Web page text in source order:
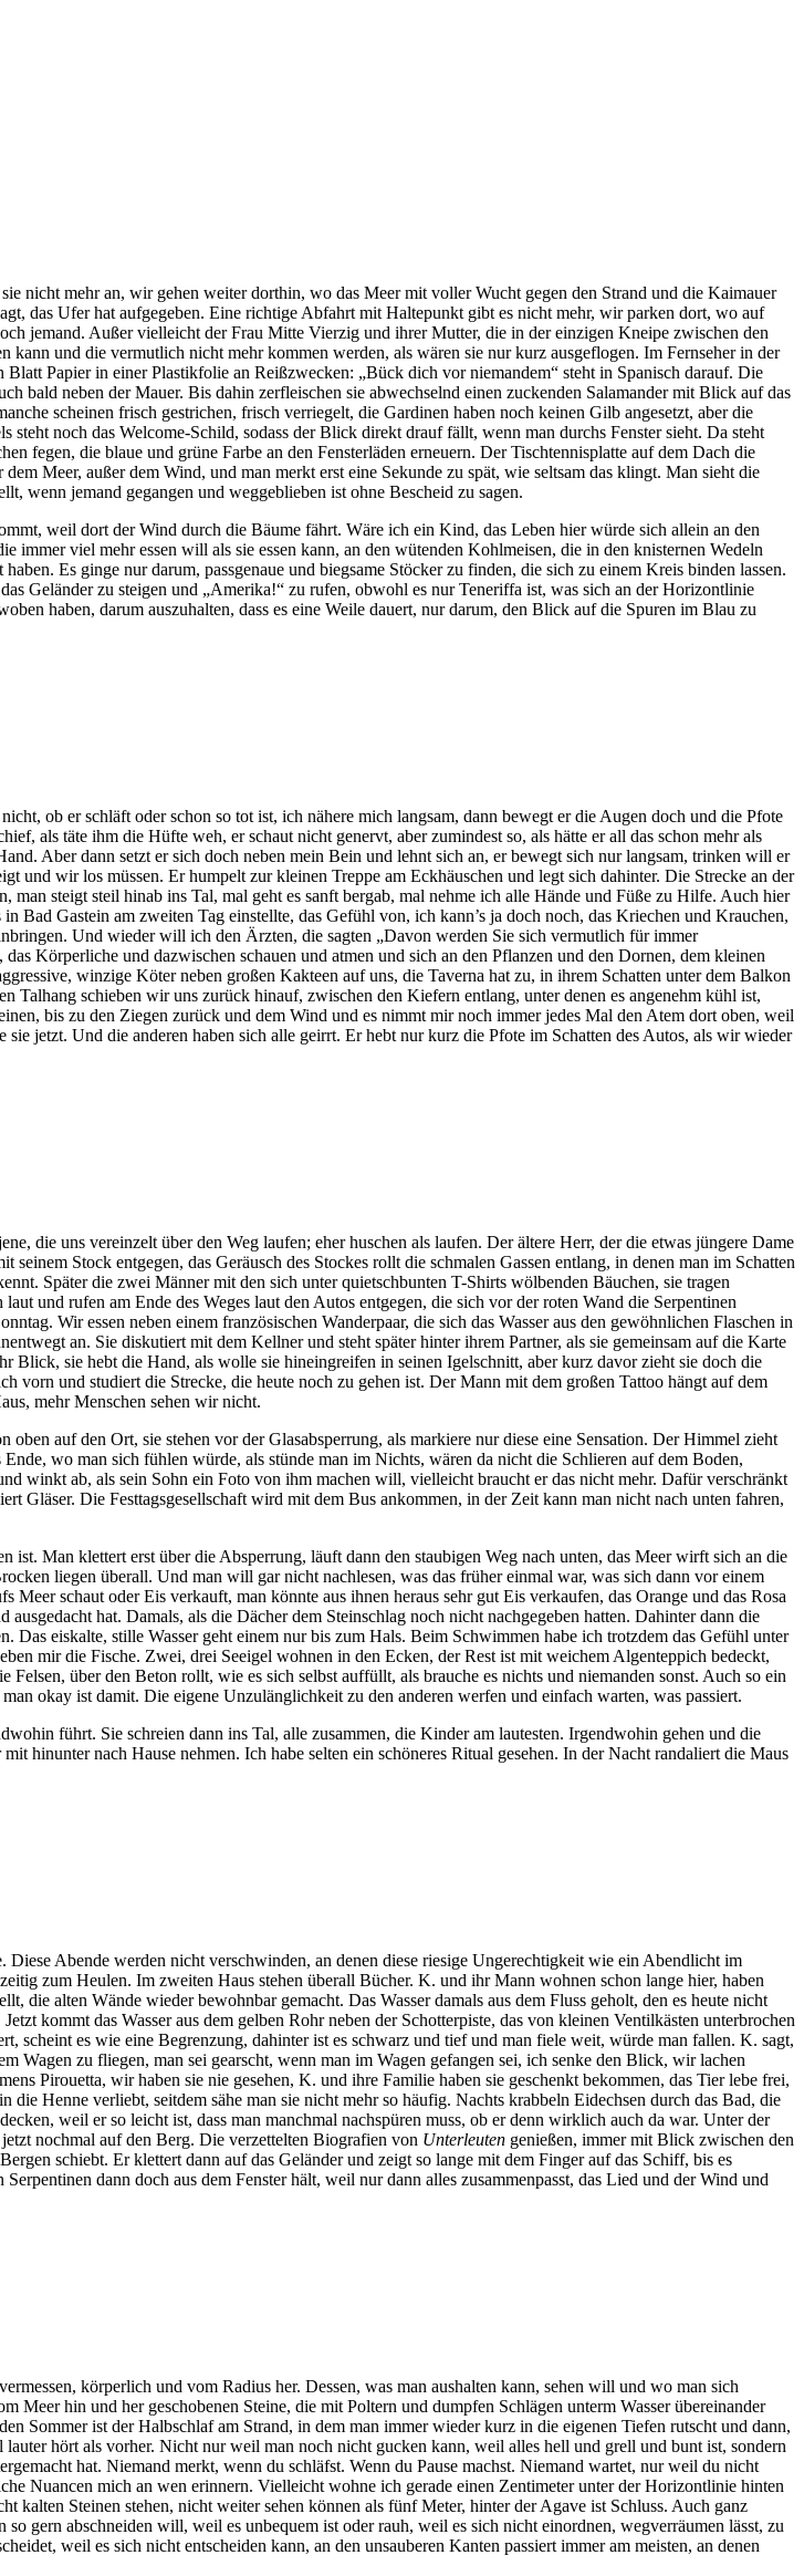
nicht mehr an, wir gehen weiter dorthin, wo das Meer mit voller Wucht gegen den Strand und die Kaimauer
das Ufer hat aufgegeben. Eine richtige Abfahrt mit Haltepunkt gibt es nicht mehr, wir parken dort, wo auf
jemand. Außer vielleicht der Frau Mitte Vierzig und ihrer Mutter, die in der einzigen Kneipe zwischen den
kann und die vermutlich nicht mehr kommen werden, als wären sie nur kurz ausgeflogen. Im Fernseher in der
Papier in einer Plastikfolie an Reißzwecken: „Bück dich vor niemandem“ steht in Spanisch darauf. Die
bald neben der Mauer. Bis dahin zerfleischen sie abwechselnd einen zuckenden Salamander mit Blick auf das
scheinen frisch gestrichen, frisch verriegelt, die Gardinen haben noch keinen Gilb angesetzt, aber die
noch das Welcome-Schild, sodass der Blick direkt drauf fällt, wenn man durchs Fenster sieht. Da steht
fegen, die blaue und grüne Farbe an den Fensterläden erneuern. Der Tischtennisplatte auf dem Dach die
Meer, außer dem Wind, und man merkt erst eine Sekunde zu spät, wie seltsam das klingt. Man sieht die
wenn jemand gegangen und weggeblieben ist ohne Bescheid zu sagen.
weil dort der Wind durch die Bäume fährt. Wäre ich ein Kind, das Leben hier würde sich allein an den
immer viel mehr essen will als sie essen kann, an den wütenden Kohlmeisen, die in den knisternen Wedeln
Es ginge nur darum, passgenaue und biegsame Stöcker zu finden, die sich zu einem Kreis binden lassen.
Geländer zu steigen und „Amerika!“ zu rufen, obwohl es nur Teneriffa ist, was sich an der Horizontlinie
haben, darum auszuhalten, dass es eine Weile dauert, nur darum, den Blick auf die Spuren im Blau zu
ob er schläft oder schon so tot ist, ich nähere mich langsam, dann bewegt er die Augen doch und die Pfote
als täte ihm die Hüfte weh, er schaut nicht genervt, aber zumindest so, als hätte er all das schon mehr als
Aber dann setzt er sich doch neben mein Bein und lehnt sich an, er bewegt sich nur langsam, trinken will er
und wir los müssen. Er humpelt zur kleinen Treppe am Eckhäuschen und legt sich dahinter. Die Strecke an der
steigt steil hinab ins Tal, mal geht es sanft bergab, mal nehme ich alle Hände und Füße zu Hilfe. Auch hier
Bad Gastein am zweiten Tag einstellte, das Gefühl von, ich kann’s ja doch noch, das Kriechen und Krauchen,
Und wieder will ich den Ärzten, die sagten „Davon werden Sie sich vermutlich für immer
Körperliche und dazwischen schauen und atmen und sich an den Pflanzen und den Dornen, dem kleinen
winzige Köter neben großen Kakteen auf uns, die Taverna hat zu, in ihrem Schatten unter dem Balkon
Talhang schieben wir uns zurück hinauf, zwischen den Kiefern entlang, unter denen es angenehm kühl ist,
bis zu den Ziegen zurück und dem Wind und es nimmt mir noch immer jedes Mal den Atem dort oben, weil
jetzt. Und die anderen haben sich alle geirrt. Er hebt nur kurz die Pfote im Schatten des Autos, als wir wieder
die uns vereinzelt über den Weg laufen; eher huschen als laufen. Der ältere Herr, der die etwas jüngere Dame
Stock entgegen, das Geräusch des Stockes rollt die schmalen Gassen entlang, in denen man im Schatten
Später die zwei Männer mit den sich unter quietschbunten T-Shirts wölbenden Bäuchen, sie tragen
und rufen am Ende des Weges laut den Autos entgegen, die sich vor der roten Wand die Serpentinen
Wir essen neben einem französischen Wanderpaar, die sich das Wasser aus den gewöhnlichen Flaschen in
an. Sie diskutiert mit dem Kellner und steht später hinter ihrem Partner, als sie gemeinsam auf die Karte
sie hebt die Hand, als wolle sie hineingreifen in seinen Igelschnitt, aber kurz davor zieht sie doch die
vorn und studiert die Strecke, die heute noch zu gehen ist. Der Mann mit dem großen Tattoo hängt auf dem
mehr Menschen sehen wir nicht.
auf den Ort, sie stehen vor der Glasabsperrung, als markiere nur diese eine Sensation. Der Himmel zieht
wo man sich fühlen würde, als stünde man im Nichts, wären da nicht die Schlieren auf dem Boden,
winkt ab, als sein Sohn ein Foto von ihm machen will, vielleicht braucht er das nicht mehr. Dafür verschränkt
Gläser. Die Festtagsgesellschaft wird mit dem Bus ankommen, in der Zeit kann man nicht nach unten fahren,
Man klettert erst über die Absperrung, läuft dann den staubigen Weg nach unten, das Meer wirft sich an die
liegen überall. Und man will gar nicht nachlesen, was das früher einmal war, was sich dann vor einem
schaut oder Eis verkauft, man könnte aus ihnen heraus sehr gut Eis verkaufen, das Orange und das Rosa
hat. Damals, als die Dächer dem Steinschlag noch nicht nachgegeben hatten. Dahinter dann die
eiskalte, stille Wasser geht einem nur bis zum Hals. Beim Schwimmen habe ich trotzdem das Gefühl unter
mir die Fische. Zwei, drei Seeigel wohnen in den Ecken, der Rest ist mit weichem Algenteppich bedeckt,
über den Beton rollt, wie es sich selbst auffüllt, als brauche es nichts und niemanden sonst. Auch so ein
okay ist damit. Die eigene Unzulänglichkeit zu den anderen werfen und einfach warten, was passiert.
führt. Sie schreien dann ins Tal, alle zusammen, die Kinder am lautesten. Irgendwohin gehen und die
hinunter nach Hause nehmen. Ich habe selten ein schöneres Ritual gesehen. In der Nacht randaliert die Maus
Abende werden nicht verschwinden, an denen diese riesige Ungerechtigkeit wie ein Abendlicht im
zum Heulen. Im zweiten Haus stehen überall Bücher. K. und ihr Mann wohnen schon lange hier, haben
die alten Wände wieder bewohnbar gemacht. Das Wasser damals aus dem Fluss geholt, den es heute nicht
kommt das Wasser aus dem gelben Rohr neben der Schotterpiste, das von kleinen Ventilkästen unterbrochen
scheint es wie eine Begrenzung, dahinter ist es schwarz und tief und man fiele weit, würde man fallen. K. sagt,
Wagen zu fliegen, man sei gearscht, wenn man im Wagen gefangen sei, ich senke den Blick, wir lachen
Pirouetta, wir haben sie nie gesehen, K. und ihre Familie haben sie geschenkt bekommen, das Tier lebe frei,
Henne verliebt, seitdem sähe man sie nicht mehr so häufig. Nachts krabbeln Eidechsen durch das Bad, die
weil er so leicht ist, dass man manchmal nachspüren muss, ob er denn wirklich auch da war. Unter der
nochmal auf den Berg. Die verzettelten Biografien von Unterleuten genießen, immer mit Blick zwischen den
schiebt. Er klettert dann auf das Geländer und zeigt so lange mit dem Finger auf das Schiff, bis es
dann doch aus dem Fenster hält, weil nur dann alles zusammenpasst, das Lied und der Wind und
körperlich und vom Radius her. Dessen, was man aushalten kann, sehen will und wo man sich
Meer hin und her geschobenen Steine, die mit Poltern und dumpfen Schlägen unterm Wasser übereinander
Sommer ist der Halbschlaf am Strand, in dem man immer wieder kurz in die eigenen Tiefen rutscht und dann,
hört als vorher. Nicht nur weil man noch nicht gucken kann, weil alles hell und grell und bunt ist, sondern
hat. Niemand merkt, wenn du schläfst. Wenn du Pause machst. Niemand wartet, nur weil du nicht
Nuancen mich an wen erinnern. Vielleicht wohne ich gerade einen Zentimeter unter der Horizontlinie hinten
Steinen stehen, nicht weiter sehen können als fünf Meter, hinter der Agave ist Schluss. Auch ganz
gern abschneiden will, weil es unbequem ist oder rauh, weil es sich nicht einordnen, wegverräumen lässt, zu
weil es sich nicht entscheiden kann, an den unsauberen Kanten passiert immer am meisten, an denen